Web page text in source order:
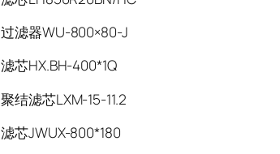
过滤器WU-800×80-J
滤芯HX.BH-400*1Q
聚结滤芯LXM-15-11.2
滤芯JWUX-800*180